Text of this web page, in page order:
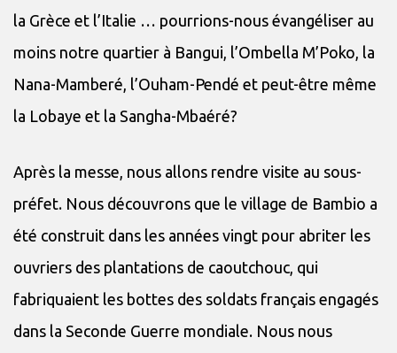
la Grèce et l’Italie … pourrions-nous évangéliser au
moins notre quartier à Bangui, l’Ombella M’Poko, la
Nana-Mamberé, l’Ouham-Pendé et peut-être même
la Lobaye et la Sangha-Mbaéré?
Après la messe, nous allons rendre visite au sous-
préfet. Nous découvrons que le village de Bambio a
été construit dans les années vingt pour abriter les
ouvriers des plantations de caoutchouc, qui
fabriquaient les bottes des soldats français engagés
dans la Seconde Guerre mondiale. Nous nous